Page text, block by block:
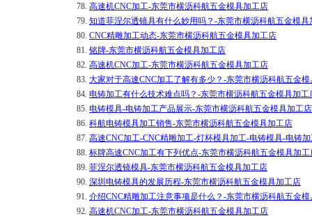
78. 高速机CNC加工-东莞市横沥科航五金模具加工店
79. 知道菲涅尔透镜具有什么妙用吗？-东莞市横沥科航五金模具
80. CNC精雕加工动态-东莞市横沥科航五金模具加工店
81. 铭牌-东莞市横沥科航五金模具加工店
82. 高速机CNC加工-东莞市横沥科航五金模具加工店
83. 大家对于高速CNC加工了解有多少？-东莞市横沥科航五金
84. 电铸加工有什么技术难点吗？-东莞市横沥科航五金模具加工
85. 电铸模具-电铸加工产品展示-东莞市横沥科航五金模具加工店
86. 科航电铸模具加工销售-东莞市横沥科航五金模具加工店
87. 高速CNC加工-CNC精雕加工-灯杯模具加工-电铸模具-电铸
88. 标牌高速CNC加工有下列优点-东莞市横沥科航五金模具加工
89. 菲涅尔透镜模具-东莞市横沥科航五金模具加工店
90. 深圳电铸模具的发展历程-东莞市横沥科航五金模具加工店
91. 介绍CNC精雕加工注意事项是什么？-东莞市横沥科航五金
92. 高速机CNC加工-东莞市横沥科航五金模具加工店